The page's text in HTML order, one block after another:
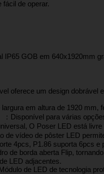
de operar.
IP65 GOB em 640x1920mm
oferece um design
largura em altura de 1920
：Disponível para várias
O Poser LED está
de vídeo de pôster LED
4pcs, P1.86 suporta 6pcs
de borda aberta Flip,
LED adjacentes.
Módulo de LED de tecnologia